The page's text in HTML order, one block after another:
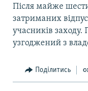
Після майже
затриманих
учасників заходу.
узгоджений з
Поділитись